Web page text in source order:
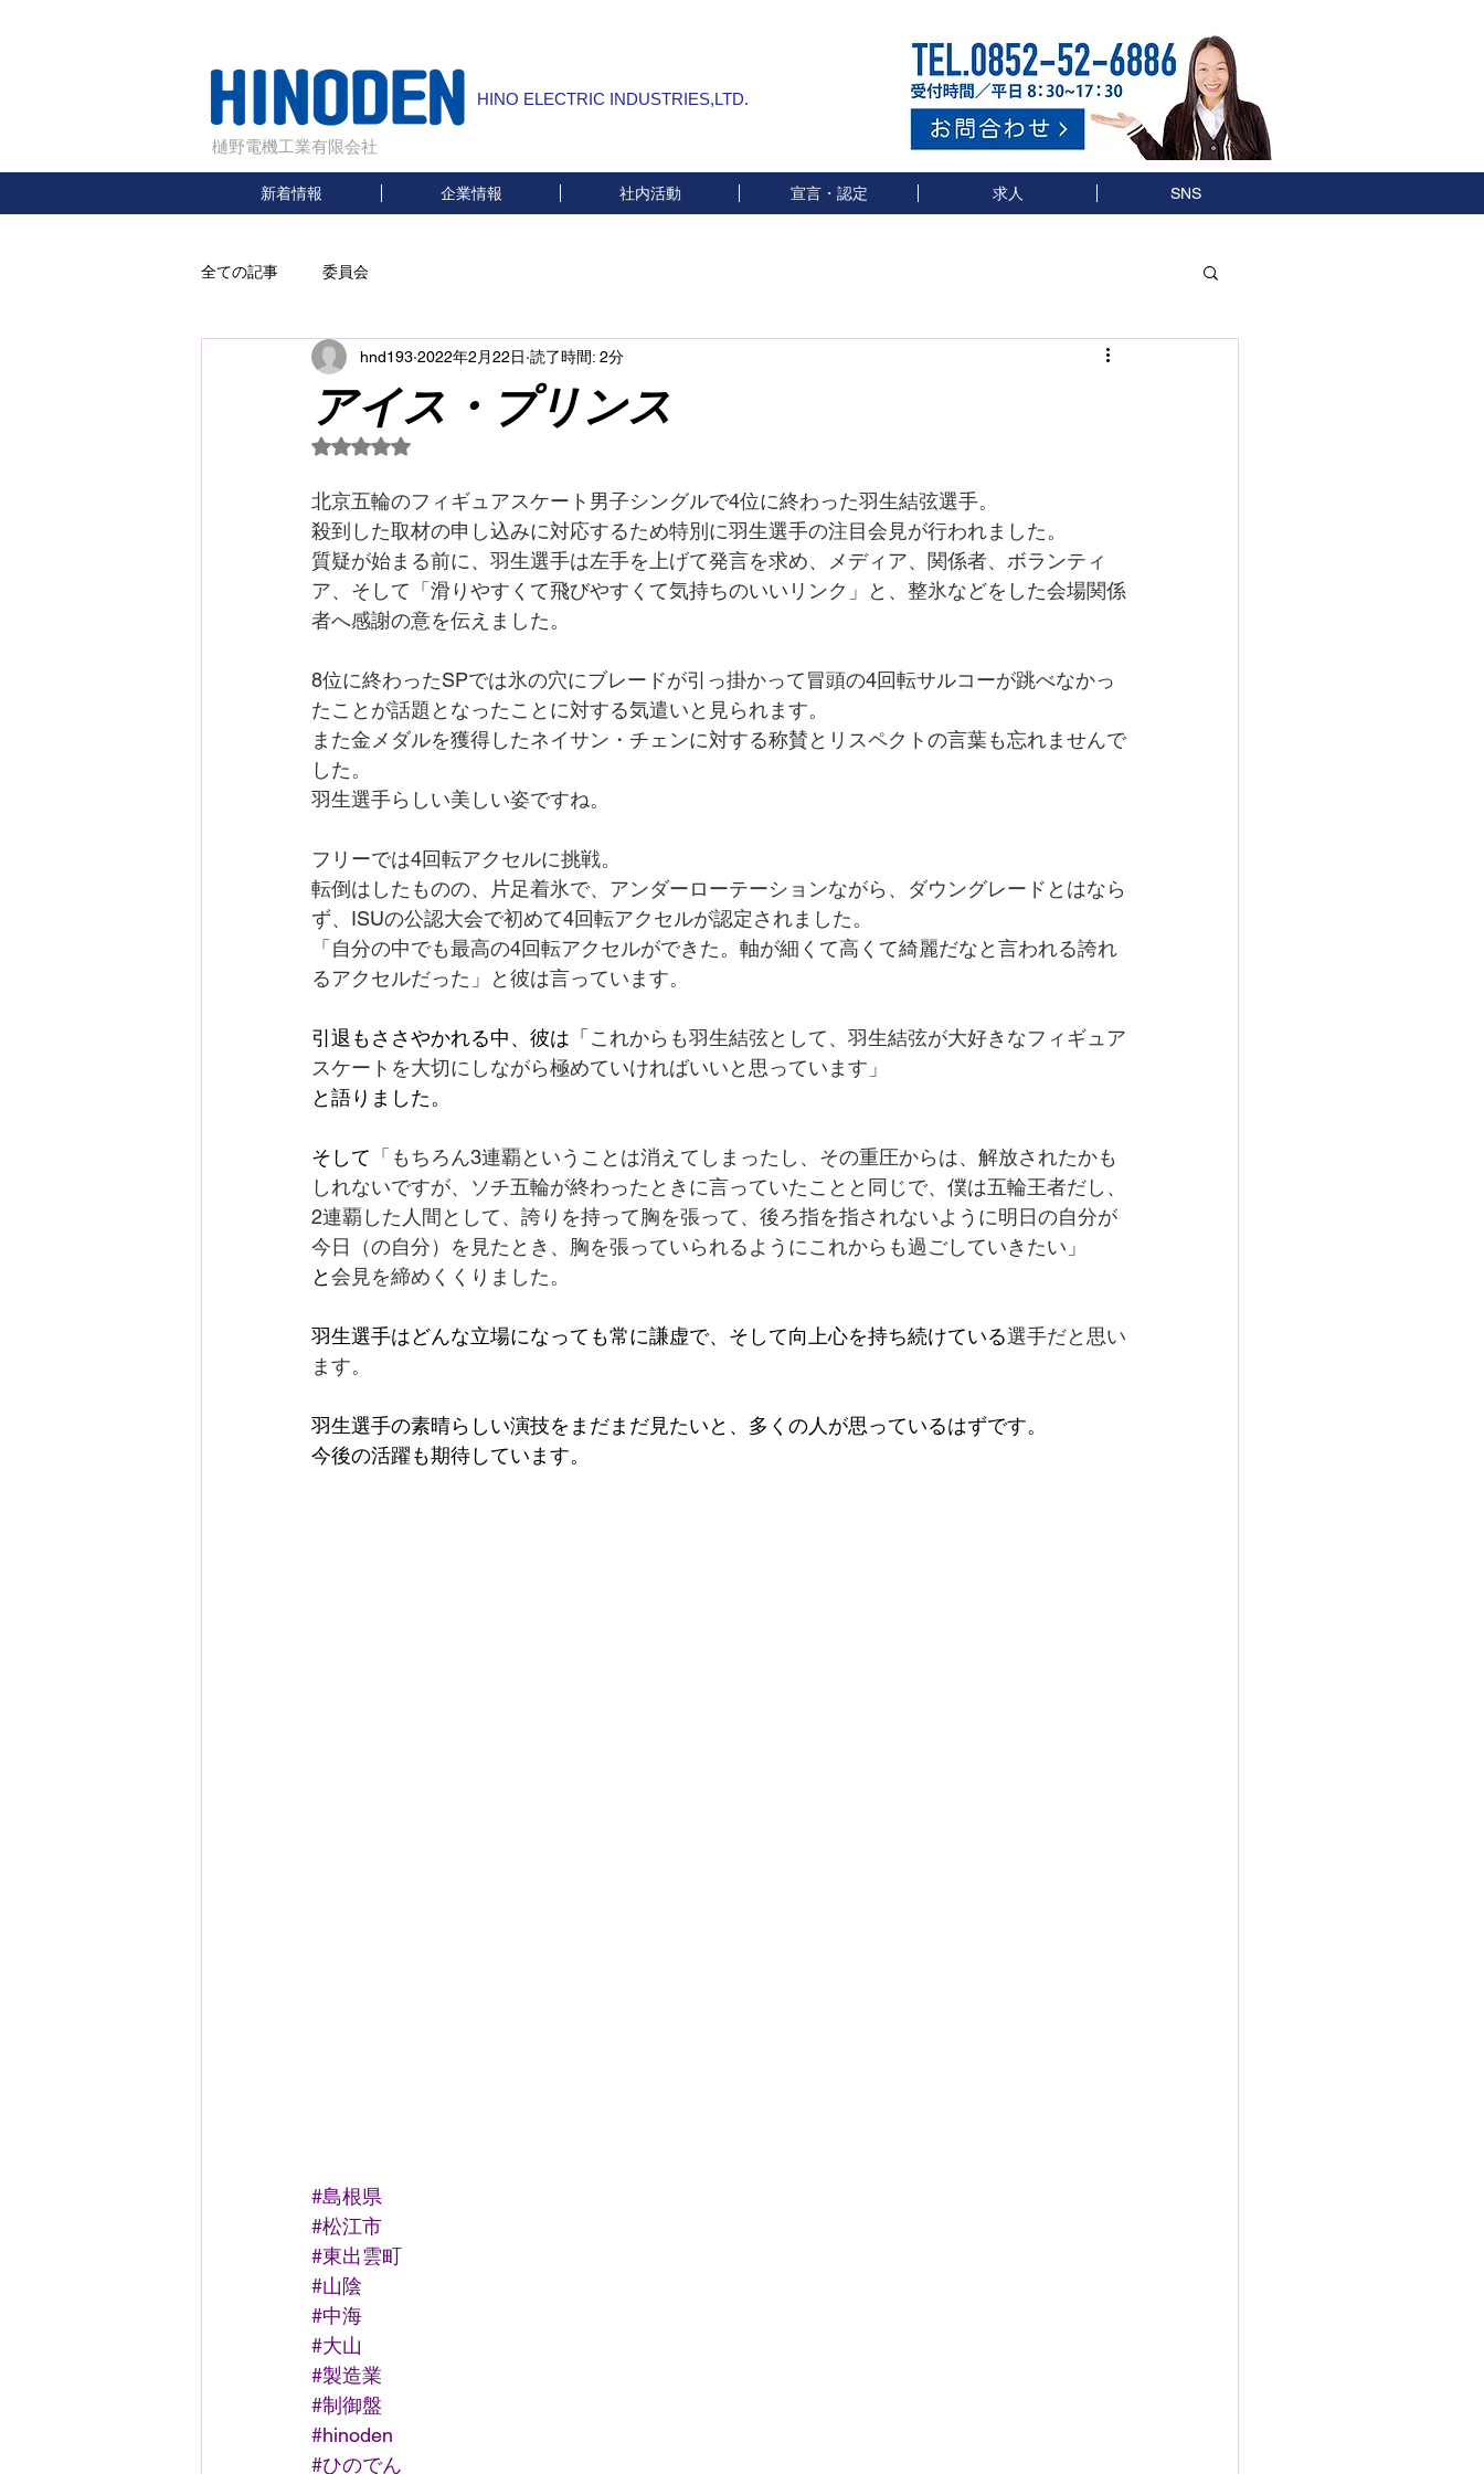
樋野電機工業有限会社
HINO ELECTRIC INDUSTRIES,LTD.
新着情報 企業情報 社内活動 宣言・認定 求人 SNS
全ての記事 委員会
アイス・プリンス
hnd193 2022年2月22日 読了時間: 2分
5つ星のうちNaNと評価されています。
北京五輪のフィギュアスケート男子シングルで4位に終わった羽生結弦選手。
殺到した取材の申し込みに対応するため特別に羽生選手の注目会見が行われました。
質疑が始まる前に、羽生選手は左手を上げて発言を求め、メディア、関係者、ボランティ
ア、そして「滑りやすくて飛びやすくて気持ちのいいリンク」と、整氷などをした会場関係
者へ感謝の意を伝えました。
8位に終わったSPでは氷の穴にブレードが引っ掛かって冒頭の4回転サルコーが跳べなかっ
たことが話題となったことに対する気遣いと見られます。
また金メダルを獲得したネイサン・チェンに対する称賛とリスペクトの言葉も忘れませんで
した。
羽生選手らしい美しい姿ですね。
フリーでは4回転アクセルに挑戦。
転倒はしたものの、片足着氷で、アンダーローテーションながら、ダウングレードとはなら
ず、ISUの公認大会で初めて4回転アクセルが認定されました。
「自分の中でも最高の4回転アクセルができた。軸が細くて高くて綺麗だなと言われる誇れ
るアクセルだった」と彼は言っています。
引退もささやかれる中、彼は「 これからも羽生結弦として、羽生結弦が大好きなフィギュア
スケートを大切にしながら極めていければいいと思っています」
と語りました。
そして 「もちろん3連覇ということは消えてしまったし、その重圧からは、解放されたかも
しれないですが、ソチ五輪が終わったときに言っていたことと同じで、僕は五輪王者だし、
2連覇した人間として、誇りを持って胸を張って、後ろ指を指されないように明日の自分が
今日（の自分）を見たとき、胸を張っていられるようにこれからも過ごしていきたい」
と会見を締めくくりました。
羽生選手はどんな立場になっても常に謙虚で、そして向上心を持ち続けている選手だと思い
ます。
羽生選手の素晴らしい演技をまだまだ見たいと、多くの人が思っているはずです。
今後の活躍も期待しています。
#島根県
#松江市
#東出雲町
#山陰
#中海
#大山
#製造業
#制御盤
#hinoden
#ひのでん